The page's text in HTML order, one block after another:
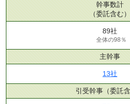
幹事数計
（委託含む）
89社
全体の98％
主幹事
13社
引受幹事 （委託